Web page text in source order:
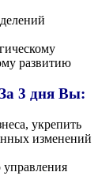
развитию
3 дня Вы:
укрепить
изменений
управления